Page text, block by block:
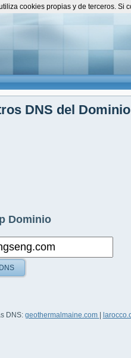
DNS del
Dominio
DNS: geothermalmaine.com
cookies propias y de terceros. Si